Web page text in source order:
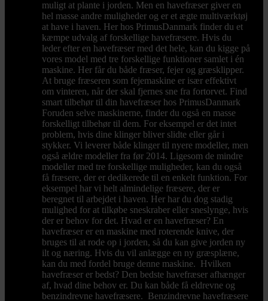
muligt at plante i jorden. Men en havefræser giver en
hel masse andre muligheder og er et ægte multiværktøj
at have i haven. Her hos PrimusDanmark finder du et
kæmpe udvalg af forskellige havefræsere. Hvis du
leder efter en havefræser med det hele, kan du kigge på
vores model med tre forskellige funktioner samlet i én
maskine. Her får du både fræser, fejer og græsklipper.
At bruge fræseren som fejemaskine er især effektivt
om vinteren, når der skal fjernes sne fra fortorvet. Find
smart tilbehør til din havefræser hos PrimusDanmark
Foruden selve maskinerne, finder du også en masse
forskelligt tilbehør til dem. For eksempel er det intet
problem, hvis dine klinger bliver slidte eller går i
stykker. Vi leverer både klinger til nyere modeller, men
også ældre modeller fra før 2014. Ligesom de mindre
modeller med tre forskellige muligheder, kan du også
få fræsere, der er dedikerede til en enkelt funktion. For
eksempel har vi helt almindelige fræsere, der er
beregnet til arbejdet i haven. Her har du dog stadig
mulighed for at tilkøbe sneskraber eller sneslynge, hvis
der er behov for det. Hvad er en havefræser? En
havefræser er en maskine med roterende knive, der
bruges til at rode op i jorden, så du kan give jorden ny
ilt og næring. Hvis du vil anlægge en ny græsplæne,
kan du med fordel bruge denne maskine. Hvilken
havefræser er bedst? Den bedste havefræser afhænger
af, hvad dine behov er. Du kan både få eldrevne og
benzindrevne havefræsere. Benzindrevne havefræsere